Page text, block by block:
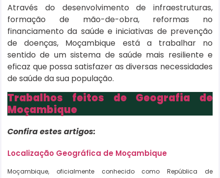
Através do desenvolvimento de infraestruturas,
formação de mão-de-obra, reformas no
financiamento da saúde e iniciativas de prevenção
de doenças, Moçambique está a trabalhar no
sentido de um sistema de saúde mais resiliente e
eficaz que possa satisfazer as diversas necessidades
de saúde da sua população.
Trabalhos feitos de Geografia de
Moçambique
Confira estes artigos:
Localização Geográfica de Moçambique
Moçambique, oficialmente conhecido como República de